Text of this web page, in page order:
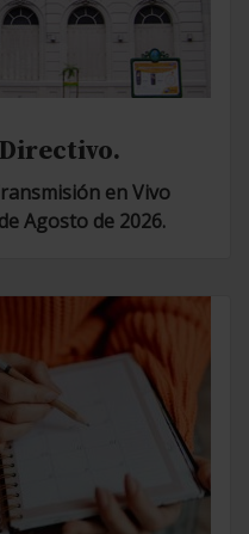
en Vivo
Agosto de 2026.